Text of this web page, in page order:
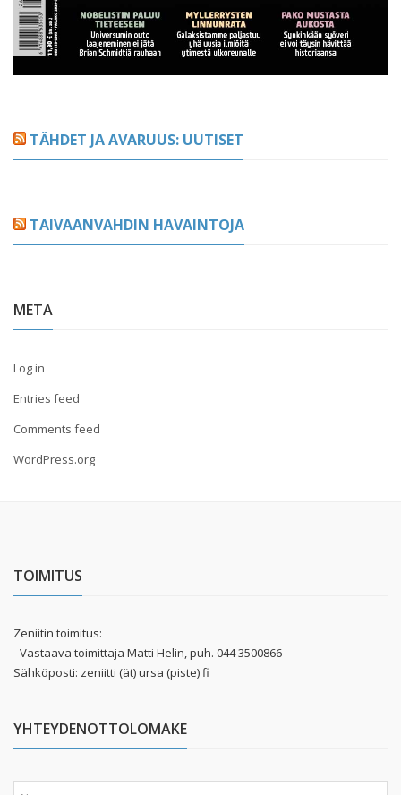
TÄHDET JA AVARUUS: UUTISET
TAIVAANVAHDIN HAVAINTOJA
META
Log in
Entries feed
Comments feed
WordPress.org
TOIMITUS
Zeniitin toimitus:
- Vastaava toimittaja Matti Helin, puh. 044 3500866
Sähköposti: zeniitti (ät) ursa (piste) fi
YHTEYDENOTTOLOMAKE